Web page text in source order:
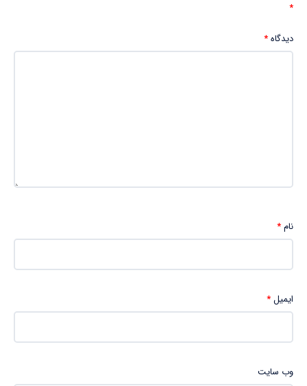
*
دیدگاه*
نام*
ایمیل*
وب‌ سایت